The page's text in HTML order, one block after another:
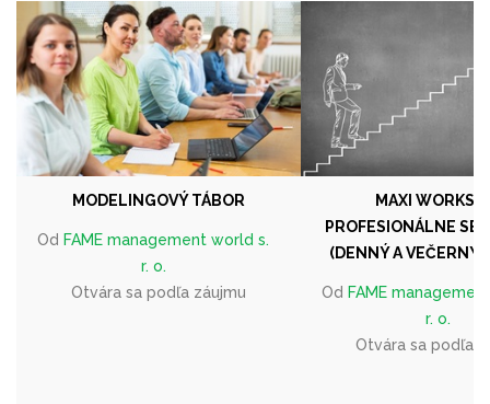
MODELINGOVÝ TÁBOR
Od FAME management world s.
r. o.
Otvára sa podľa záujmu
MAXI
PROFESIONÁLNE
(DENNÝ A VEČERNÝ
Od FAME
r. o.
Otvára sa podľa